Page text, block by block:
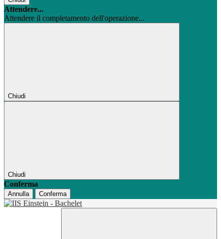
Attendere...
Attendere il completamento dell'operazione...
Chiudi
Chiudi
Conferma
Annulla Conferma